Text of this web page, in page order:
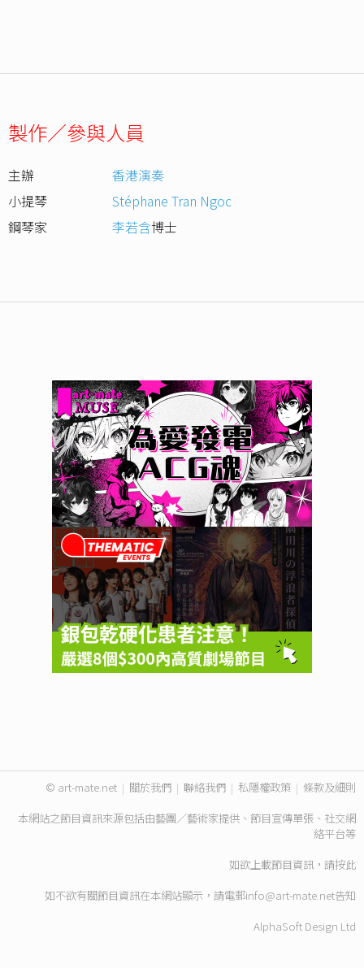
製作／參與人員
主辦
香港演奏
小提琴
Stéphane Tran Ngoc
鋼琴家
李若含博士
© art-mate.net | 關於我們 | 聯絡我們 | 私隱權政策 | 條款及細則
本網站之節目資訊來源包括由藝團／藝術家提供、節目宣傳單張、社交網
絡平台等
如欲上載節目資訊，請按此
如不欲有關節目資訊在本網站顯示，請電郵info@art-mate.net告知
AlphaSoft Design Ltd